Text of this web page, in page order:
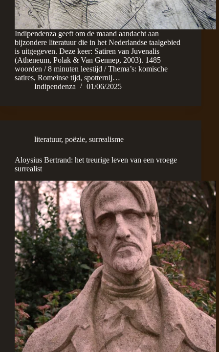
Indipendenza geeft om de maand aandacht aan
bijzondere literatuur die in het Nederlandse taalgebied
is uitgegeven. Deze keer: Satiren van Juvenalis
(Atheneum, Polak & Van Gennep, 2003). 1485
woorden / 8 minuten leestijd / Thema’s: komische
satires, Romeinse tijd, spotternij…
Indipendenza
01/06/2025
literatuur, poëzie, surrealisme
Aloysius Bertrand: het treurige leven van een vroege
surrealist